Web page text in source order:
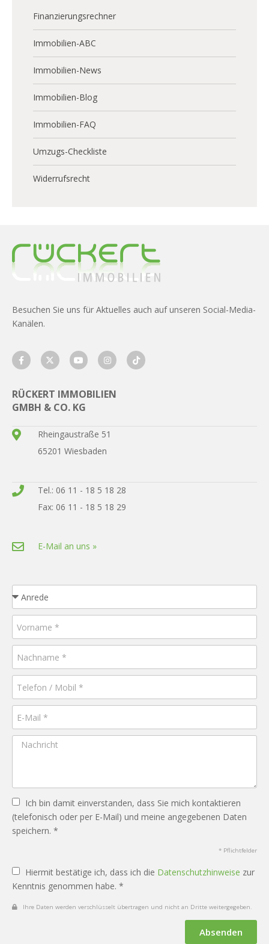
Finanzierungsrechner
Immobilien-ABC
Immobilien-News
Immobilien-Blog
Immobilien-FAQ
Umzugs-Checkliste
Widerrufsrecht
Besuchen Sie uns für Aktuelles auch auf unseren Social-Media-
Kanälen.
RÜCKERT IMMOBILIEN
GMBH & CO. KG
Rheingaustraße 51
65201 Wiesbaden
Tel.: 06 11 - 18 5 18 28
Fax: 06 11 - 18 5 18 29
E-Mail an uns »
Ich bin damit einverstanden, dass Sie mich kontaktieren
(telefonisch oder per E-Mail) und meine angegebenen Daten
speichern. *
* Pflichtfelder
Hiermit bestätige ich, dass ich die Datenschutzhinweise zur
Kenntnis genommen habe. *
Ihre Daten werden verschlüsselt übertragen und nicht an Dritte weitergegeben.
Absenden